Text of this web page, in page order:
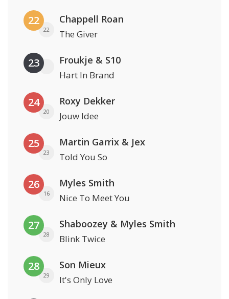
22
22
Chappell Roan
The Giver
23 Froukje & S10
Hart In Brand
24
20
Roxy Dekker
Jouw Idee
25
23
Martin Garrix & Jex
Told You So
26
16
Myles Smith
Nice To Meet You
27
28
Shaboozey & Myles Smith
Blink Twice
28
29
Son Mieux
It's Only Love